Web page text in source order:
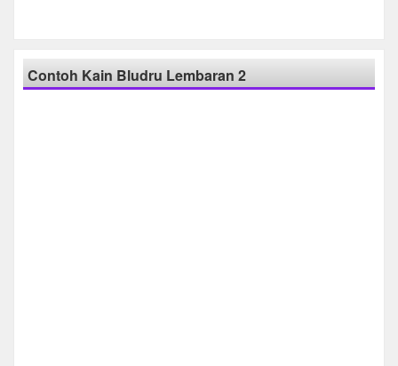
Contoh Kain Bludru Lembaran 2